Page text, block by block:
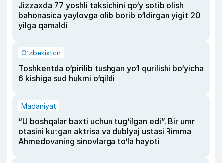
Jizzaxda 77 yoshli taksichini qo‘y sotib olish
bahonasida yaylovga olib borib o‘ldirgan yigit 20
yilga qamaldi
O‘zbekiston
Toshkentda o‘pirilib tushgan yo‘l qurilishi bo‘yicha
6 kishiga sud hukmi o‘qildi
Madaniyat
“U boshqalar baxti uchun tug‘ilgan edi”. Bir umr
otasini kutgan aktrisa va dublyaj ustasi Rimma
Ahmedovaning sinovlarga to‘la hayoti